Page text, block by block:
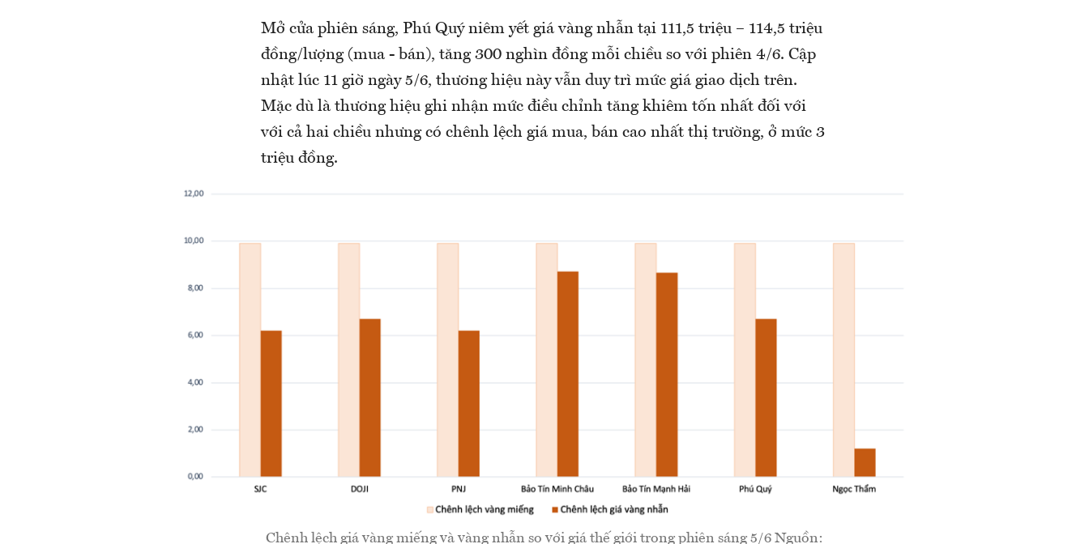
Mở cửa phiên sáng, Phú Quý niêm yết giá vàng nhẫn tại 111,5 triệu – 114,5 triệu
đồng/lượng (mua - bán), tăng 300 nghìn đồng mỗi chiều so với phiên 4/6. Cập
nhật lúc 11 giờ ngày 5/6, thương hiệu này vẫn duy trì mức giá giao dịch trên.
Mặc dù là thương hiệu ghi nhận mức điều chỉnh tăng khiêm tốn nhất đối với
với cả hai chiều nhưng có chênh lệch giá mua, bán cao nhất thị trường, ở mức 3
triệu đồng.
Chênh lệch giá vàng miếng và vàng nhẫn so với giá thế giới trong phiên sáng 5/6 Nguồn: